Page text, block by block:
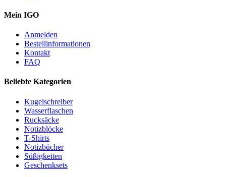
Mein IGO
Anmelden
Bestellinformationen
Kontakt
FAQ
Beliebte Kategorien
Kugelschreiber
Wasserflaschen
Rucksäcke
Notizblöcke
T-Shirts
Notizbücher
Süßigkeiten
Geschenksets